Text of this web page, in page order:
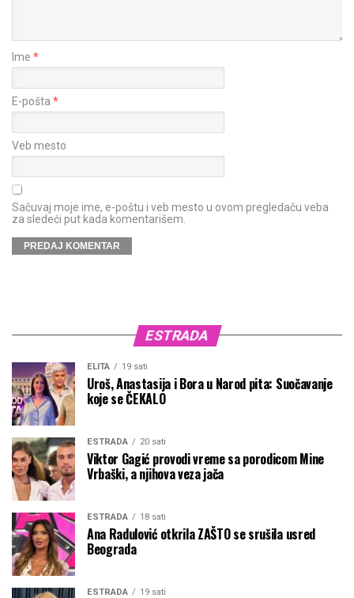
Ime *
E-pošta *
Veb mesto
Sačuvaj moje ime, e-poštu i veb mesto u ovom pregledaču veba
za sledeći put kada komentarišem.
ESTRADA
ELITA 19 sati
Uroš, Anastasija i Bora u Narod pita: Suočavanje
koje se ČEKALO
ESTRADA 20 sati
Viktor Gagić provodi vreme sa porodicom Mine
Vrbaški, a njihova veza jača
ESTRADA 18 sati
Ana Radulović otkrila ZAŠTO se srušila usred
Beograda
ESTRADA 19 sati